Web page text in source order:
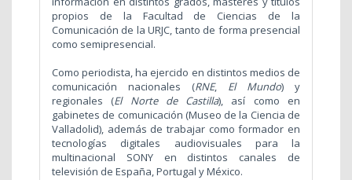
propios de la Facultad de Ciencias de la
Comunicación de la URJC, tanto de forma presencial
como semipresencial.
Como periodista, ha ejercido en distintos medios de
comunicación nacionales (RNE, El Mundo) y
regionales (El Norte de Castilla), así como en
gabinetes de comunicación (Museo de la Ciencia de
Valladolid), además de trabajar como formador en
tecnologías digitales audiovisuales para la
multinacional SONY en distintos canales de
televisión de España, Portugal y México.